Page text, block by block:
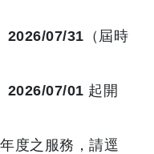
2026/07/31 （屆時
2026/07/01 起開
度之服務，請逕